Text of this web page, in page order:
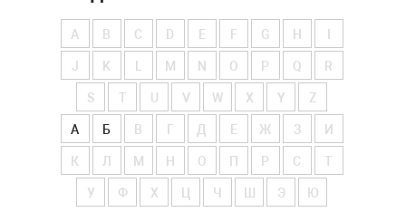
A B C D E F G H
J K M N O P Q R
S T V W X Y Z
А Б В Г Д Е Ж З И
К Л М Н О П Р С Т
У Ф Х Ч Э Ю